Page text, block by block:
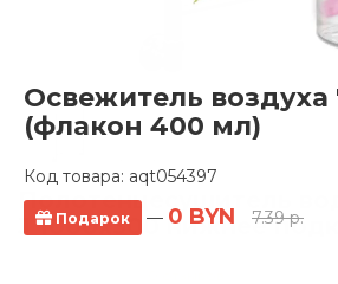
Освежитель воздуха
(флакон 400 мл)
Код товара: aqt054397
Подарок — 0 BYN 7.39 р.
Полотенцесушитель
J 1000x500 нижнее